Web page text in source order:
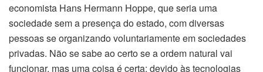
economista Hans Hermann Hoppe, que seria uma
sociedade sem a presença do estado, com diversas
pessoas se organizando voluntariamente em sociedades
privadas. Não se sabe ao certo se a ordem natural vai
funcionar, mas uma coisa é certa: devido às tecnologias